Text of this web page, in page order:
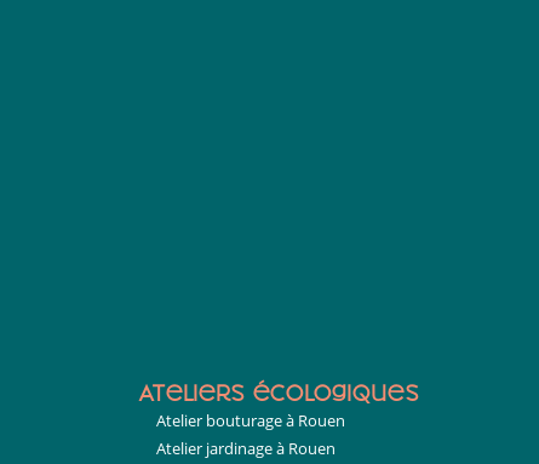
Ateliers écologiques
Atelier bouturage à Rouen
Atelier jardinage à Rouen